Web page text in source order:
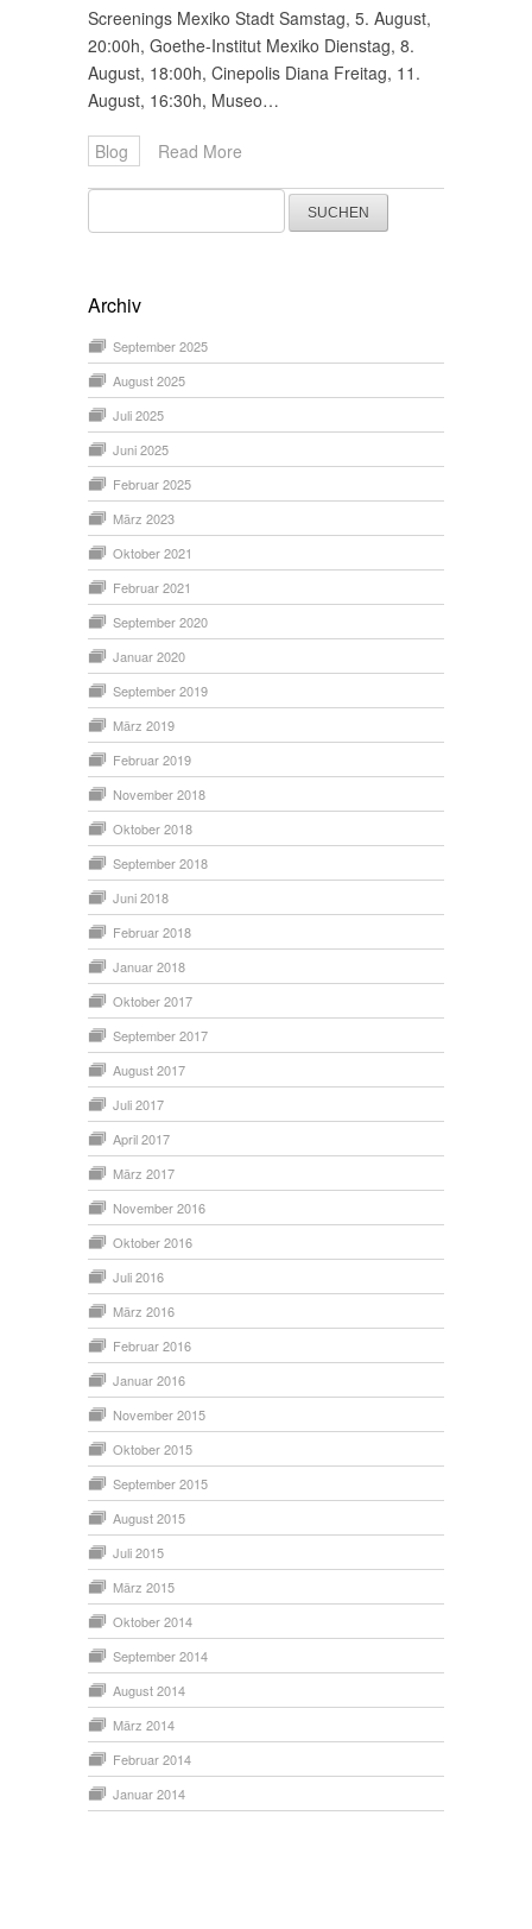
Screenings Mexiko Stadt Samstag, 5. August,
20:00h, Goethe-Institut Mexiko Dienstag, 8.
August, 18:00h, Cinepolis Diana Freitag, 11.
August, 16:30h, Museo…
Blog Read More
Suchen
nach:
Archiv
September 2025
August 2025
Juli 2025
Juni 2025
Februar 2025
März 2023
Oktober 2021
Februar 2021
September 2020
Januar 2020
September 2019
März 2019
Februar 2019
November 2018
Oktober 2018
September 2018
Juni 2018
Februar 2018
Januar 2018
Oktober 2017
September 2017
August 2017
Juli 2017
April 2017
März 2017
November 2016
Oktober 2016
Juli 2016
März 2016
Februar 2016
Januar 2016
November 2015
Oktober 2015
September 2015
August 2015
Juli 2015
März 2015
Oktober 2014
September 2014
August 2014
März 2014
Februar 2014
Januar 2014